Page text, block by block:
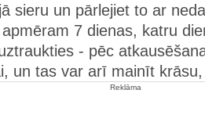
sieru un pārlejiet to ar
7 dienas, katru
- pēc
un tas var arī mainīt
Reklāma